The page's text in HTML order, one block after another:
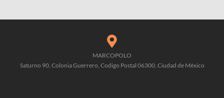
MARCOPOLO
Saturno 90, Colonia Guerrero, Codigo Postal 06300, Ciudad de México